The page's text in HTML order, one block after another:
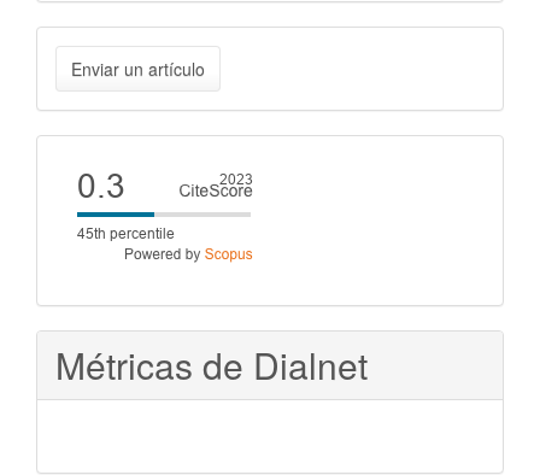
Enviar
un
artículo
Enviar un artículo
Cite
score
Métricas de Dialnet